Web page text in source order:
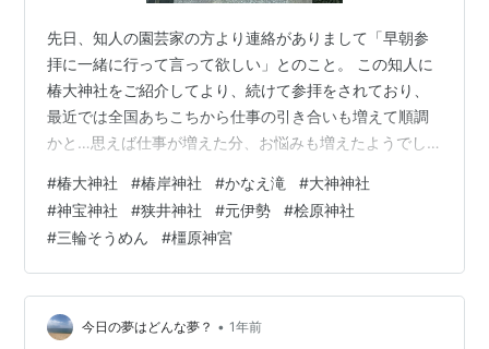
先日、知人の園芸家の方より連絡がありまして「早朝参
拝に一緒に行って言って欲しい」とのこと。 この知人に
椿大神社をご紹介してより、続けて参拝をされており、
最近では全国あちこちから仕事の引き合いも増えて順調
かと…思えば仕事が増えた分、お悩みも増えたようでし
の穢を拾うことも増える訳でしてね。 そんなことで早朝
参拝をオススメしたのですが、怖いから一緒に行ってく
れとwww 先般、私も入道ヶ岳下山の際、同行者の怪我の
都合で下山報告も疎かになっていたので、丁度良いと言
うことから、朝5時半に名古屋を出発し椿大神社に向かい
ました。 wisteriaplus62…
#椿大神社 #椿岸神社 #かなえ滝 #大神神社
#神宝神社 #狭井神社 #元伊勢 #桧原神社
#三輪そうめん #橿原神宮
今日の夢はどんな夢？ • 1年前